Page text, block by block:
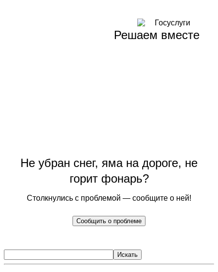
Решаем вместе
Не убран снег, яма на дороге, не
горит фонарь?
Столкнулись с проблемой — сообщите о ней!
Сообщить о проблеме
Искать